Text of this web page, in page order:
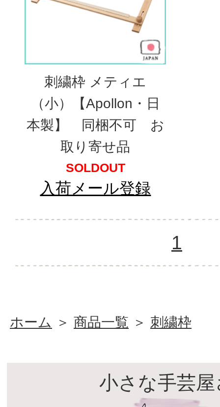
刺繍枠 メティエ
（小）【Apollon・日
本製】 同梱不可 お
取り寄せ品
SOLDOUT
入荷メール登録
1
ホーム ＞ 商品一覧 ＞ 刺繍枠
小さな手芸